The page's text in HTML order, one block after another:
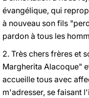
évangélique, qui
à nouveau son fils
pardon à tous les
2. Très chers frères et
Margherita Alacoque"
accueille tous avec
m'adresser, se faisant